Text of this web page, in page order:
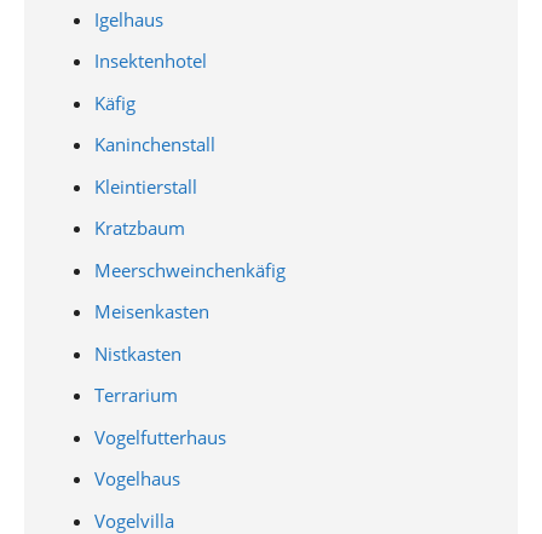
Igelhaus
Insektenhotel
Käfig
Kaninchenstall
Kleintierstall
Kratzbaum
Meerschweinchenkäfig
Meisenkasten
Nistkasten
Terrarium
Vogelfutterhaus
Vogelhaus
Vogelvilla